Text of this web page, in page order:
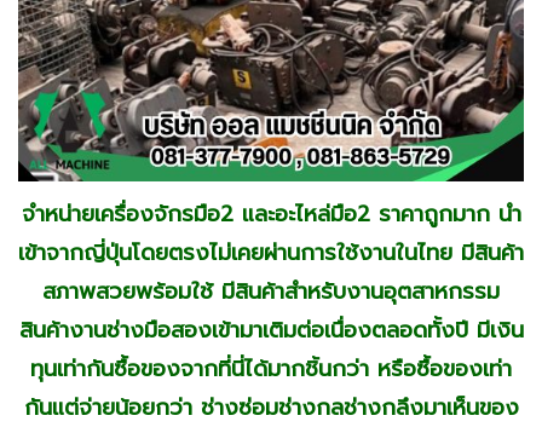
จำหน่ายเครื่องจักรมือ2 และอะไหล่มือ2 ราคาถูกมาก นำ
เข้าจากญี่ปุ่นโดยตรงไม่เคยผ่านการใช้งานในไทย มีสินค้า
สภาพสวยพร้อมใช้ มีสินค้าสำหรับงานอุตสาหกรรม
สินค้างานช่างมือสองเข้ามาเติมต่อเนื่องตลอดทั้งปี มีเงิน
ทุนเท่ากันซื้อของจากที่นี่ได้มากชิ้นกว่า หรือซื้อของเท่า
กันแต่จ่ายน้อยกว่า ช่างซ่อมช่างกลช่างกลึงมาเห็นของ